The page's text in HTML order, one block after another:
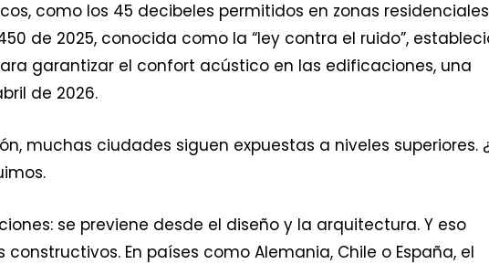
como los 45 decibeles permitidos en zonas residenciales
de 2025, conocida como la “ley contra el ruido”,
garantizar el confort acústico en las edificaciones, una
de 2026.
muchas ciudades siguen expuestas a niveles superiores.
se previene desde el diseño y la arquitectura. Y eso
En países como Alemania, Chile o España, el